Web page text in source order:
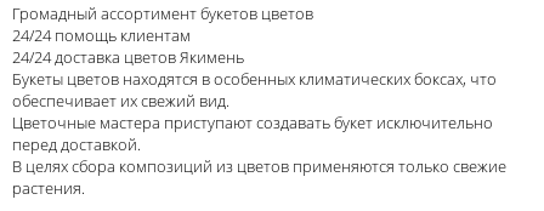
Громадный ассортимент букетов цветов
24/24 помощь клиентам
24/24 доставка цветов Якимень
Букеты цветов находятся в особенных климатических боксах, что
обеспечивает их свежий вид.
Цветочные мастера приступают создавать букет исключительно
перед доставкой.
В целях сбора композиций из цветов применяются только свежие
растения.